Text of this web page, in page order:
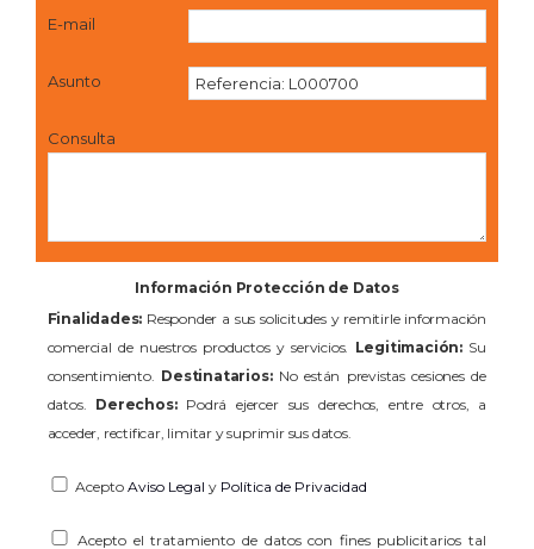
E-mail
Asunto
Consulta
Información Protección de Datos
Finalidades: Responder a sus solicitudes y remitirle información
comercial de nuestros productos y servicios. Legitimación: Su
consentimiento. Destinatarios:No están previstas cesiones de
datos. Derechos:Podrá ejercer sus derechos, entre otros, a
acceder, rectificar, limitar y suprimir sus datos.
Acepto Aviso Legal y Política de Privacidad
Acepto el tratamiento de datos con fines publicitarios tal